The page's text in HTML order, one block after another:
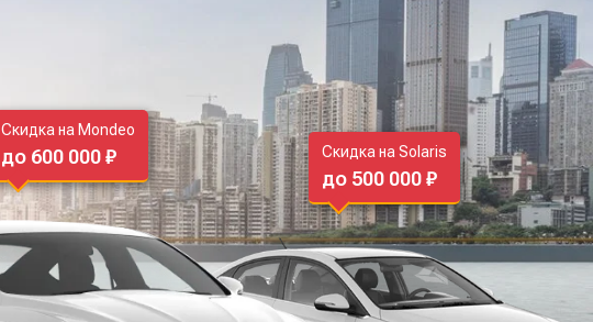
Скидка на Mondeo
до 600 000 ₽ Скидка на Solaris
до 500 000 ₽